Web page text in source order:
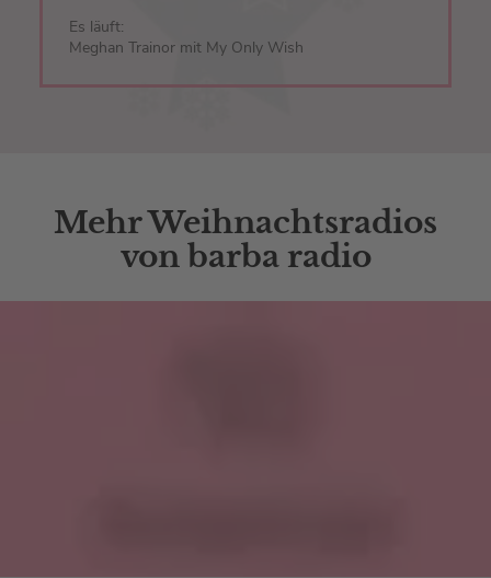
Es läuft:
Meghan Trainor mit My Only Wish
Mehr Weihnachtsradios
von barba radio